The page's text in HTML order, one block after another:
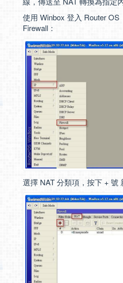
使用 Winbox 登入 Router OS
Firewall：
選擇 NAT 分類項，按下 + 號